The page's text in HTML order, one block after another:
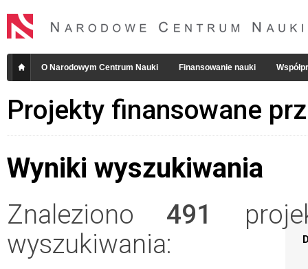
O Narodowym Centrum Nauki Finansowanie nauki
Projekty finansowane
Wyniki wyszukiwania
Znaleziono 491
wyszukiwania: